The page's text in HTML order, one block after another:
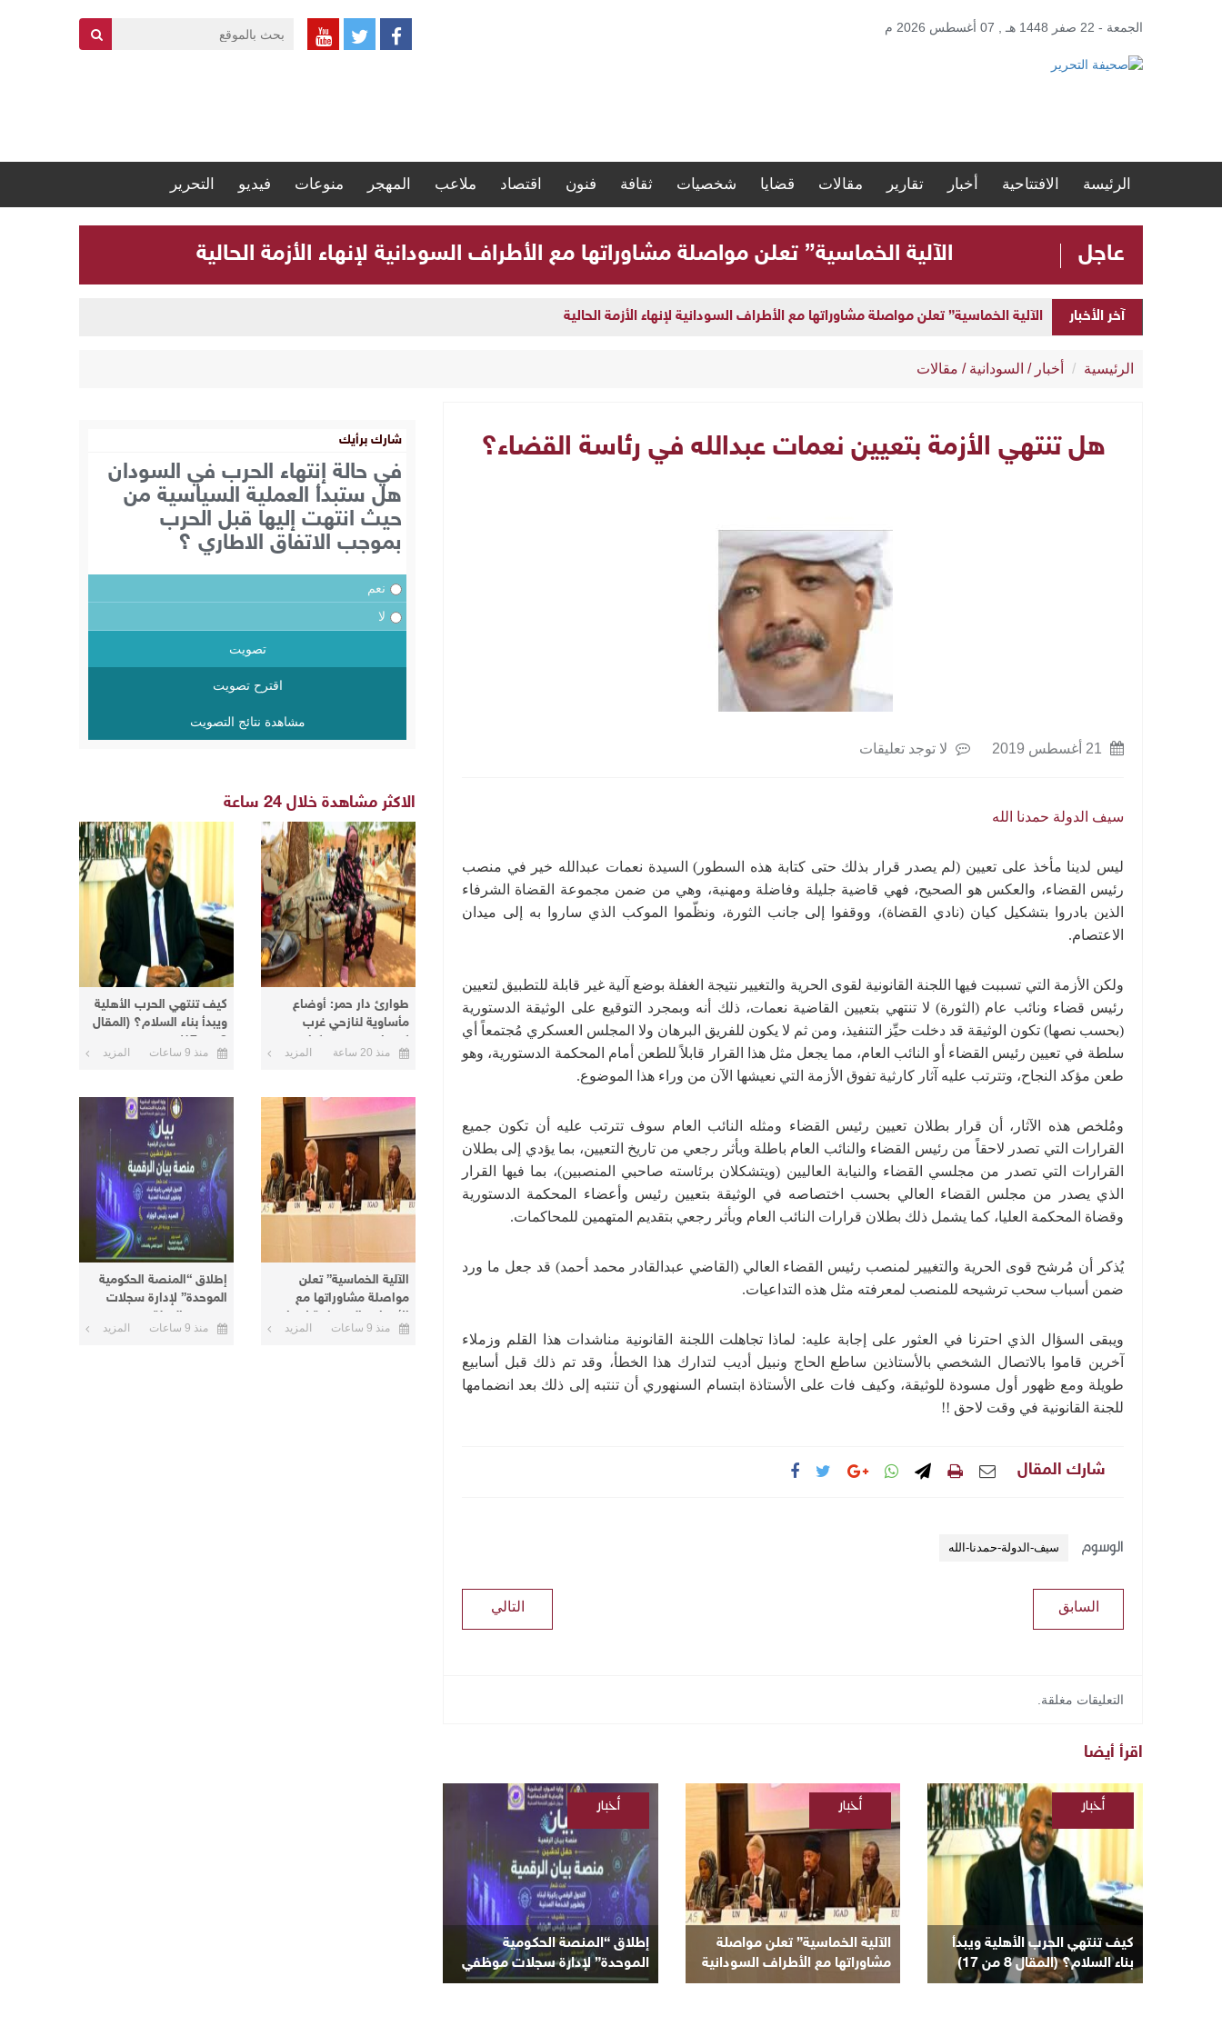
الجمعة - 22 صفر 1448 هـ , 07 أغسطس 2026 م
الرئيسة الافتتاحية أخبار تقارير مقالات قضايا شخصيات ثقافة فنون اقتصاد ملاعب المهجر منوعات فيديو التحرير
عاجل الآلية الخماسية” تعلن مواصلة مشاوراتها مع الأطراف السودانية لإنهاء الأزمة الحالية
آخر الأخبار الآلية الخماسية” تعلن مواصلة مشاوراتها مع الأطراف السودانية لإنهاء الأزمة الحالية
الرئيسية أخبار / السودانية / مقالات
هل تنتهي الأزمة بتعيين نعمات عبدالله في رئاسة القضاء؟
لا توجد تعليقات
سيف الدولة حمدنا الله
ليس لدينا مأخذ على تعيين (لم يصدر قرار بذلك حتى كتابة هذه السطور) السيدة نعمات عبدالله خير في منصب
رئيس القضاء، والعكس هو الصحيح، فهي قاضية جليلة وفاضلة ومهنية، وهي من ضمن مجموعة القضاة الشرفاء
الذين بادروا بتشكيل كيان (نادي القضاة)، ووقفوا إلى جانب الثورة، ونظّموا الموكب الذي ساروا به إلى ميدان
الاعتصام.
ولكن الأزمة التي تسببت فيها اللجنة القانونية لقوى الحرية والتغيير نتيجة الغفلة بوضع آلية غير قابلة للتطبيق لتعيين
رئيس قضاء ونائب عام (الثورة) لا تنتهي بتعيين القاضية نعمات، ذلك أنه وبمجرد التوقيع على الوثيقة الدستورية
(بحسب نصها) تكون الوثيقة قد دخلت حيِّز التنفيذ، ومن ثم لا يكون للفريق البرهان ولا المجلس العسكري مُجتمعاً أي
سلطة في تعيين رئيس القضاء أو النائب العام، مما يجعل مثل هذا القرار قابلاً للطعن أمام المحكمة الدستورية، وهو
طعن مؤكد النجاح، وتترتب عليه آثار كارثية تفوق الأزمة التي نعيشها الآن من وراء هذا الموضوع.
ومُلخص هذه الآثار، أن قرار بطلان تعيين رئيس القضاء ومثله النائب العام سوف تترتب عليه أن تكون جميع
القرارات التي تصدر لاحقاً من رئيس القضاء والنائب العام باطلة وبأثر رجعي من تاريخ التعيين، بما يؤدي إلى بطلان
القرارات التي تصدر من مجلسي القضاء والنيابة العاليين (ويتشكلان برئاسته صاحبي المنصبين)، بما فيها القرار
الذي يصدر من مجلس القضاء العالي بحسب اختصاصه في الوثيقة بتعيين رئيس وأعضاء المحكمة الدستورية
وقضاة المحكمة العليا، كما يشمل ذلك بطلان قرارات النائب العام وبأثر رجعي بتقديم المتهمين للمحاكمات.
يُذكر أن مُرشح قوى الحرية والتغيير لمنصب رئيس القضاء العالي (القاضي عبدالقادر محمد أحمد) قد جعل ما ورد
ضمن أسباب سحب ترشيحه للمنصب لمعرفته مثل هذه التداعيات.
ويبقى السؤال الذي احترنا في العثور على إجابة عليه: لماذا تجاهلت اللجنة القانونية مناشدات هذا القلم وزملاء
آخرين قاموا بالاتصال الشخصي بالأستاذين ساطع الحاج ونبيل أديب لتدارك هذا الخطأ، وقد تم ذلك قبل أسابيع
طويلة ومع ظهور أول مسودة للوثيقة، وكيف فات على الأستاذة ابتسام السنهوري أن تنتبه إلى ذلك بعد انضمامها
للجنة القانونية في وقت لاحق !!
شارك المقال
الوسوم سيف-الدولة-حمدنا-الله
التالي السابق
التعليقات مغلقة.
اقرأ أيضا
كيف تنتهي الحرب الأهلية ويبدأ
بناء السلام؟ (المقال 8 من 17)
أخبار
السودانية
/
مقالات
الآلية الخماسية” تعلن مواصلة
مشاوراتها مع الأطراف السودانية
لإنهاء الأزمة الحالية
أخبار
/
السودانية
إطلاق “المنصة الحكومية
الموحدة” لإدارة سجلات موظفي
الدولة
أخبار
السودانية
شارك برأيك
في حالة إنتهاء الحرب في السودان
هل ستبدأ العملية السياسية من
حيث انتهت إليها قبل الحرب
بموجب الاتفاق الاطاري ؟
نعم
لا
تصويت
اقترح تصويت
مشاهدة نتائج التصويت
الاكثر مشاهدة خلال 24 ساعة
طوارئ دار حمر: أوضاع
مأساوية لنازحي غرب
كردفان في معسكرات
الأبيض
منذ 20 ساعة المزيد
كيف تنتهي الحرب الأهلية
ويبدأ بناء السلام؟ (المقال
8 من 17)
منذ 9 ساعات المزيد
الآلية الخماسية” تعلن
مواصلة مشاوراتها مع
الأطراف السودانية لإنهاء
الأزمة الحالية
منذ 9 ساعات المزيد
إطلاق “المنصة الحكومية
الموحدة” لإدارة سجلات
موظفي الدولة
منذ 9 ساعات المزيد